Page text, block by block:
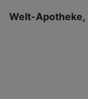
Welt-Apotheke